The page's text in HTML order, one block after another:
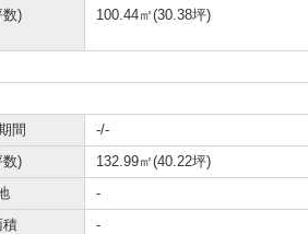
) 100.44㎡(30.38坪)
間
-/-
)
132.99㎡(40.22坪)
-
積
-